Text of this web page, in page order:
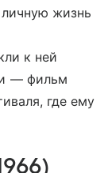
жизнь
к ней
— фильм
где ему